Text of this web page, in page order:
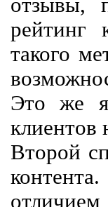
отзывы,
рейтинг
такого
Это же
клиентов
Второй